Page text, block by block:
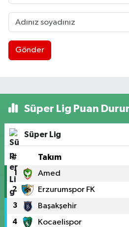
Gönder
Süper Lig Puan
Süper Lig
# Takım
1 Amed
2 Erzurumspor FK
3 Başakşehir
4 Kocaelispor